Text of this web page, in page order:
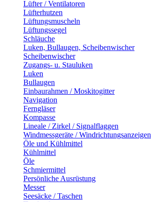
Lüfter / Ventilatoren
Lüfterhutzen
Lüftungsmuscheln
Lüftungssegel
Schläuche
Luken, Bullaugen, Scheibenwischer
Scheibenwischer
Zugangs- u. Stauluken
Luken
Bullaugen
Einbaurahmen / Moskitogitter
Navigation
Ferngläser
Kompasse
Lineale / Zirkel / Signalflaggen
Windmessgeräte / Windrichtungsanzeigen
Öle und Kühlmittel
Kühlmittel
Öle
Schmiermittel
Persönliche Ausrüstung
Messer
Seesäcke / Taschen